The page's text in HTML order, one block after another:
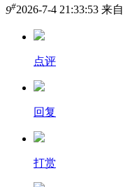
9#2026-7-4 21:33:53 来自
点评
回复
打赏